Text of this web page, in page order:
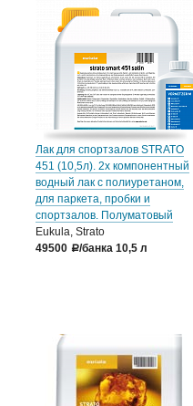
Лак для спортзалов STRATO
451 (10,5л). 2х компонентный
водный лак с полиуретаном,
для паркета, пробки и
спортзалов. Полуматовый
Eukula, Strato
49500
a/банка 10,5 л